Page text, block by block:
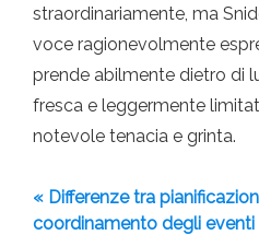
straordinariamente, ma
voce ragionevolmente
prende abilmente dietro di
fresca e leggermente
notevole tenacia e grinta.
« Differenze tra
coordinamento degli eventi